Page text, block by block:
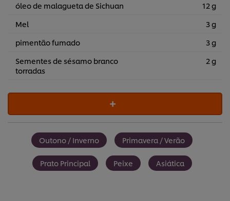
óleo de malagueta de Sichuan
12 g
Mel
3 g
pimentão fumado
3 g
Sementes de sésamo branco
torradas
2 g
Outono / Inverno Primavera / Verão
Prato Principal Peixe Asiática
Utilizamos cookies (e técnicas semelhantes) para